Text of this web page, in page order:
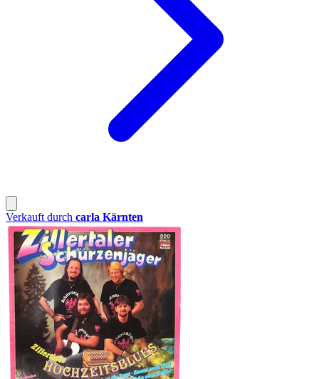
Verkauft durch carla Kärnten